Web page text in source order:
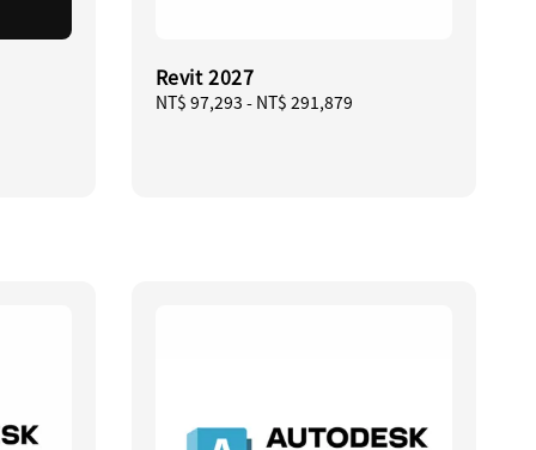
Revit 2027
Regular
NT$ 97,293 - NT$ 291,879